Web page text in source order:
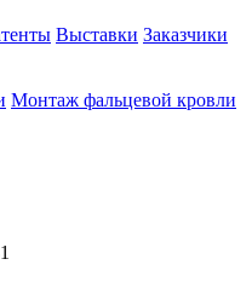
Выставки Заказчики
Монтаж фальцевой кровли